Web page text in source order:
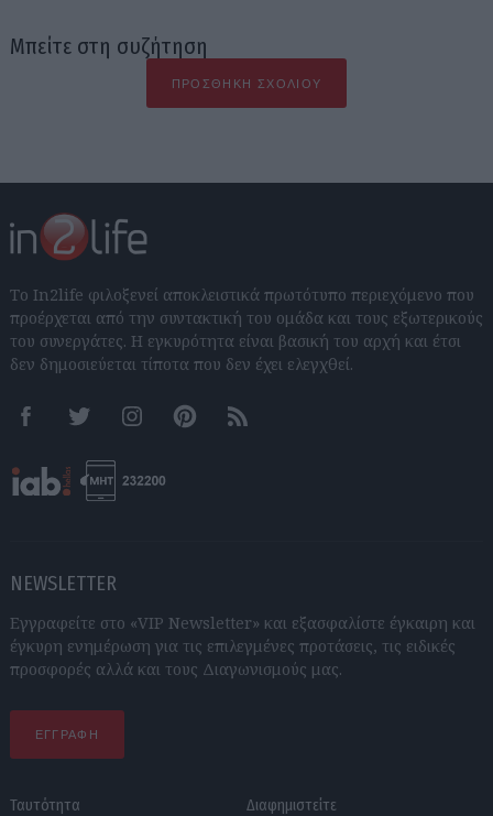
Μπείτε στη συζήτηση
ΠΡΟΣΘΉΚΗ ΣΧΟΛΊΟΥ
Το In2life φιλοξενεί αποκλειστικά πρωτότυπο περιεχόμενο που
προέρχεται από την συντακτική του ομάδα και τους εξωτερικούς
του συνεργάτες. Η εγκυρότητα είναι βασική του αρχή και έτσι
δεν δημοσιεύεται τίποτα που δεν έχει ελεγχθεί.
FacebookTwitter InstagramPinterestRSS feeds
NEWSLETTER
Εγγραφείτε στο «VIP Newsletter» και εξασφαλίστε έγκαιρη και
έγκυρη ενημέρωση για τις επιλεγμένες προτάσεις, τις ειδικές
προσφορές αλλά και τους Διαγωνισμούς μας.
ΕΓΓΡΑΦΗ
Ταυτότητα Διαφημιστείτε